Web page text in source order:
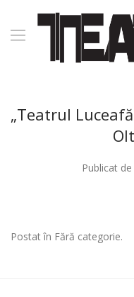
„Teatrul
Publicat de
Postat în Fără categorie.